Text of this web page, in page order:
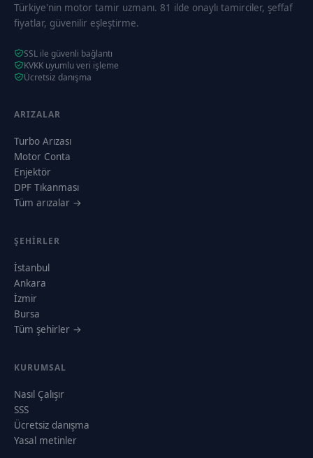
Türkiye'nin motor tamir uzmanı. 81 ilde onaylı tamirciler, şeffaf
fiyatlar, güvenilir eşleştirme.
SSL ile güvenli bağlantı
KVKK uyumlu veri işleme
Ücretsiz danışma
ARIZALAR
Turbo Arızası
Motor Conta
Enjektör
DPF Tıkanması
Tüm arızalar →
ŞEHIRLER
İstanbul
Ankara
İzmir
Bursa
Tüm şehirler →
KURUMSAL
Nasıl Çalışır
SSS
Ücretsiz danışma
Yasal metinler